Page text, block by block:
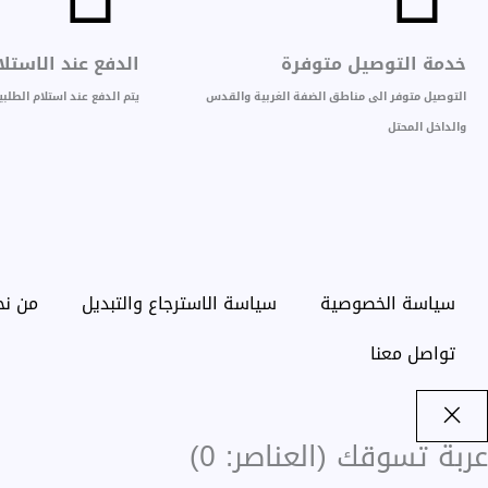
خدمة التوصيل متوفرة
التوصيل متوفر الى مناطق الضفة الغربية والقدس
والداخل المحتل
الدفع عند
يتم الدفع عند استلام
سياسة الخصوصية سياسة الاسترجاع والتبديل
من
تواصل معنا
عربة تسوقك (العناصر: 0)